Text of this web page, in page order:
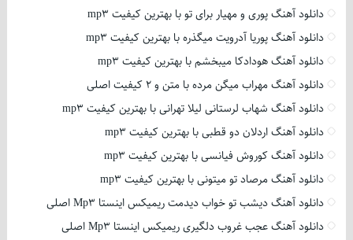
دانلود آهنگ پوری و مهیار برای تو با بهترین کیفیت mp3
دانلود آهنگ پوریا آدرویت میگذره با بهترین کیفیت mp3
دانلود آهنگ هودادکا میبخشم با بهترین کیفیت mp3
دانلود آهنگ مهراب میگن مرده با متن و 2 کیفیت اصلی
دانلود آهنگ شهاب لرستانی لیلا تهرانی با بهترین کیفیت mp3
دانلود آهنگ اردلان دو قطبی با بهترین کیفیت mp3
دانلود آهنگ کوروش فیانسی با بهترین کیفیت mp3
دانلود آهنگ مرصاد تو میتونی با بهترین کیفیت mp3
دانلود آهنگ دیشب تو خواب دیدمت ریمیکس اینستا Mp3 اصلی
دانلود آهنگ عجب غروب دلگیری ریمیکس اینستا Mp3 اصلی